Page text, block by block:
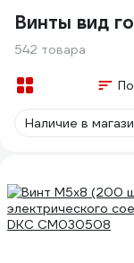
Винты вид
542 товара
Наличие в